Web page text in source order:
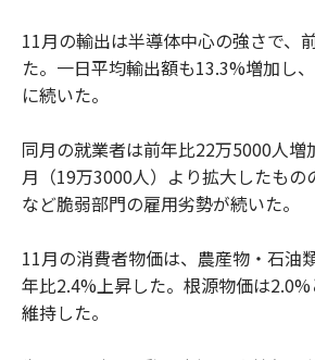
11月の輸出は半導体中心の強さで、
た。一日平均輸出額も13.3%増加し
に続いた。
同月の就業者は前年比22万5000人増
月（19万3000人）より拡大したもの
など脆弱部門の雇用劣勢が続いた。
11月の消費者物価は、農産物・石油
年比2.4%上昇した。根源物価は
維持した。